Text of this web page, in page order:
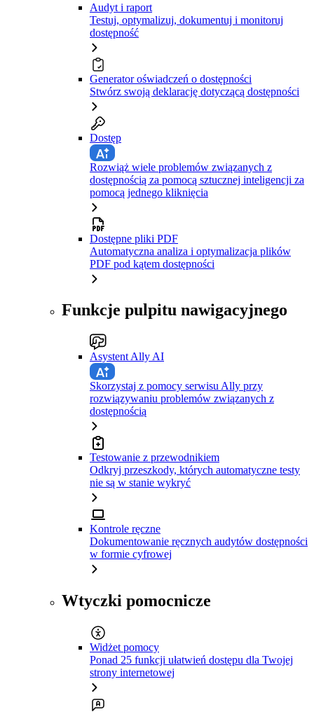
Audyt i raport
Testuj, optymalizuj, dokumentuj i monitoruj
dostępność
Generator oświadczeń o dostępności
Stwórz swoją deklarację dotyczącą dostępności
Dostęp
Rozwiąż wiele problemów związanych z
dostępnością za pomocą sztucznej inteligencji za
pomocą jednego kliknięcia
Dostępne pliki PDF
Automatyczna analiza i optymalizacja plików
PDF pod kątem dostępności
Funkcje pulpitu nawigacyjnego
Asystent Ally AI
Skorzystaj z pomocy serwisu Ally przy
rozwiązywaniu problemów związanych z
dostępnością
Testowanie z przewodnikiem
Odkryj przeszkody, których automatyczne testy
nie są w stanie wykryć
Kontrole ręczne
Dokumentowanie ręcznych audytów dostępności
w formie cyfrowej
Wtyczki pomocnicze
Widżet pomocy
Ponad 25 funkcji ułatwień dostępu dla Twojej
strony internetowej